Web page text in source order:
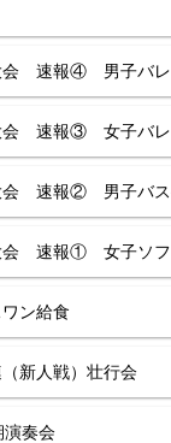
会 速報④ 男子バレ
会 速報③ 女子バレ
会 速報② 男子バス
会 速報① 女子ソフ
ン給食
新人戦）壮行会
演奏会